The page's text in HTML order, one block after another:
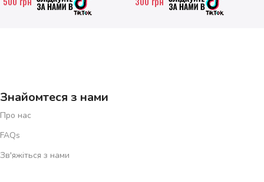
Знайомтеся з нами
Про нас
FAQs
Зв'яжіться з нами